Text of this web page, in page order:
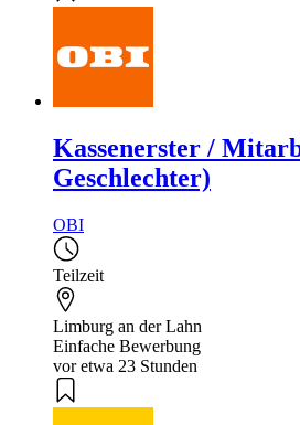
Kassenerster /
Geschlechter)
OBI
Teilzeit
Limburg an der Lahn
Einfache Bewerbung
vor etwa 23 Stunden